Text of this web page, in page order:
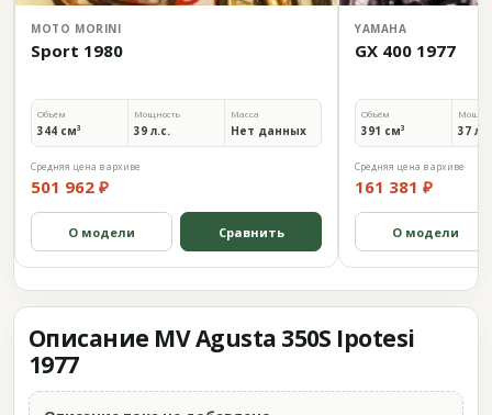
MOTO MORINI
Sport 1980
Объём
344 см³
Мощность
39 л.с.
Масса
Нет данных
Средняя цена в архиве
501 962 ₽
О модели Сравнить
YAMAHA
GX 400 1977
Объём
391 см³ 37
Средняя цена в архиве
161 381 ₽
О модели
Описание MV Agusta 350S Ipotesi
1977